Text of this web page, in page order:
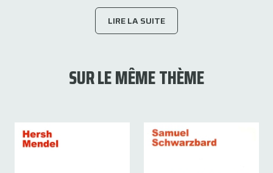
LIRE LA SUITE
SUR LE MÊME THÈME